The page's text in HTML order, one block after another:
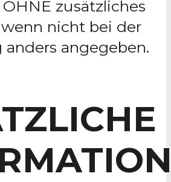
zusätzliches
nicht bei der
anders angegeben.